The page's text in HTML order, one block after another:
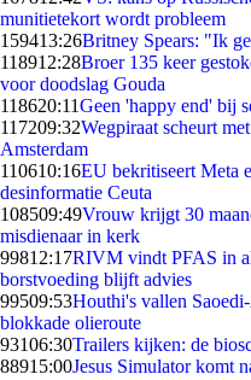
munitietekort wordt probleem
159413:26Britney Spears: "Ik
118912:28Broer 135 keer
voor doodslag Gouda
118620:11Geen 'happy end' bij
117209:32Wegpiraat scheurt
Amsterdam
110610:16EU bekritiseert Meta
desinformatie Ceuta
108509:49Vrouw krijgt 30
misdienaar in kerk
99812:17RIVM vindt PFAS in
borstvoeding blijft advies
99509:53Houthi's vallen
blokkade olieroute
93106:30Trailers kijken: de
88915:00Jesus Simulator komt